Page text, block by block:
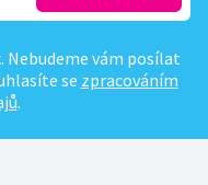
Nebudeme vám posílat
se zpracováním
.